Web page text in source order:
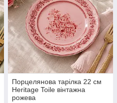
Порцелянова тарілка 22 см
Heritage Toile вінтажна
рожева